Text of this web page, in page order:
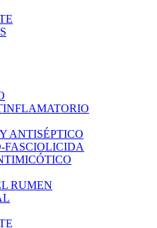
ANTISÉPTICO
RUMEN